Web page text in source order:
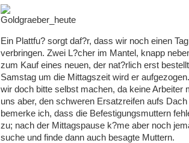
Ein Plattfu? sorgt daf?r, dass wir noch einen
verbringen. Zwei L?cher im Mantel, knapp
zum Kauf eines neuen, der nat?rlich erst
Samstag um die Mittagszeit wird er
wir doch bitte selbst machen, da keine Arbeiter
uns aber, den schweren Ersatzreifen aufs
bemerke ich, dass die Befestigungsmuttern
zu; nach der Mittagspause k?me aber noch
suche und finde dann auch besagte Muttern.